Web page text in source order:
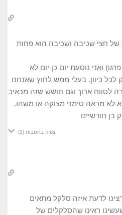
של חצי שכיבה ושכיבה הוא פחות
ואני נוסעת יום כן יום לא
שלי, נסיעה של 40 דק לכל כיוון. בעלי ממש לחוץ שאנחנו
לטווח ארוך וגם חושש שזה מכאיב
לא מראה סימני מצוקה או משהו.
בן חודשיים
צפיה בתגובות (1)
לדעת איזה סלקל מתאים
ראינו שהסלקלים של